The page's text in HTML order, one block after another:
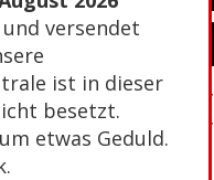
versendet
ist in dieser
besetzt.
etwas Geduld.
vergessen?